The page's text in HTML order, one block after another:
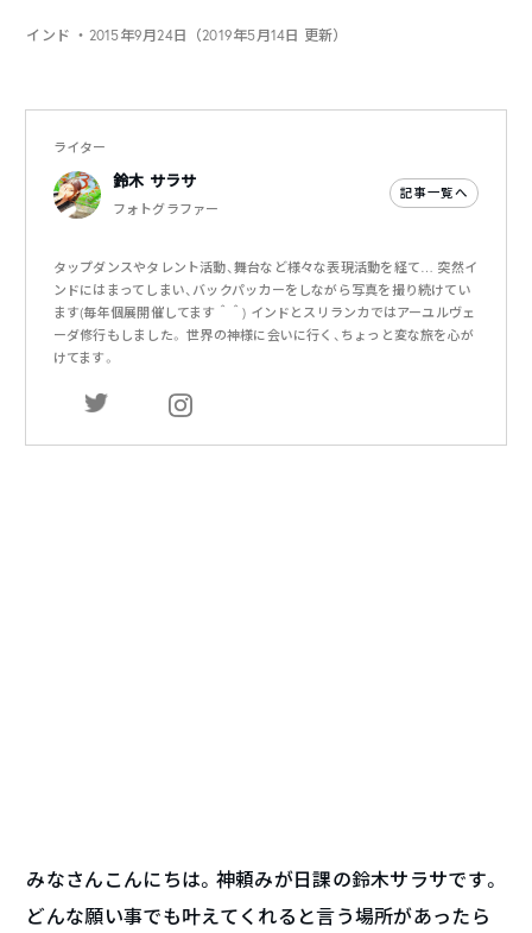
インド ・2015年9月24日（2019年5月14日 更新）
ライター
鈴木 サラサ
フォトグラファー
記事一覧へ
タップダンスやタレント活動、舞台など様々な表現活動を経て… 突然イ
ンドにはまってしまい、バックパッカーをしながら写真を撮り続けてい
ます(毎年個展開催してます＾＾) インドとスリランカではアーユルヴェ
ーダ修行もしました。 世界の神様に会いに行く、ちょっと変な旅を心が
けてます。
みなさんこんにちは。神頼みが日課の鈴木サラサです。
どんな願い事でも叶えてくれると言う場所があったら